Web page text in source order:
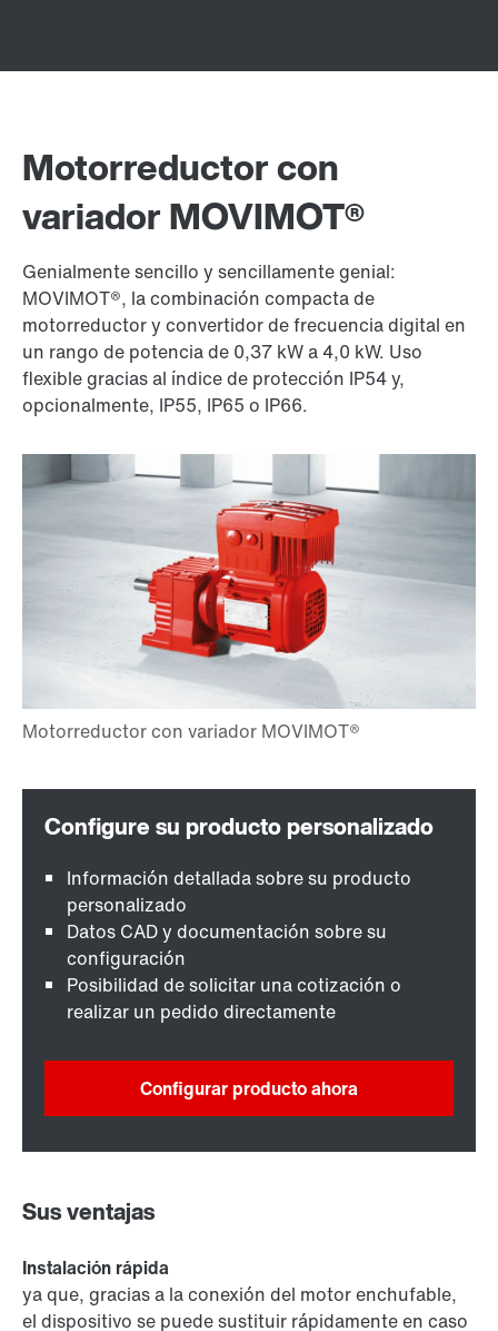
Motorreductor con
variador MOVIMOT®
Genialmente sencillo y sencillamente genial:
MOVIMOT®, la combinación compacta de
motorreductor y convertidor de frecuencia digital en
un rango de potencia de 0,37 kW a 4,0 kW. Uso
flexible gracias al índice de protección IP54 y,
opcionalmente, IP55, IP65 o IP66.
Información detallada sobre su producto
personalizado
Datos CAD y documentación sobre su
configuración
Posibilidad de solicitar una cotización o
realizar un pedido directamente
Configurar producto ahora
Sus ventajas
Instalación rápida
ya que, gracias a la conexión del motor enchufable,
el dispositivo se puede sustituir rápidamente en caso